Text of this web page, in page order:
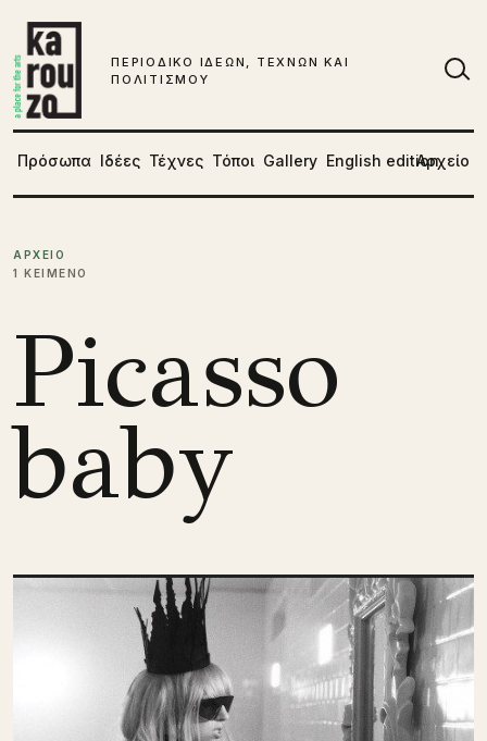
ΠΕΡΙΟΔΙΚΟ ΙΔΕΩΝ, ΤΕΧΝΩΝ ΚΑΙ
ΠΟΛΙΤΙΣΜΟΥ
Πρόσωπα Ιδέες Τέχνες Τόποι Gallery English editionΑρχείο
ΑΡΧΕΙΟ
1 ΚΕΙΜΕΝΟ
Picasso
baby